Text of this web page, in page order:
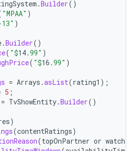
.Builder()
"MPAA" )
)
.Builder()
( "$14.99" )
( "$16 .99" )
= Arrays .asList(rating1 );
5 ;
= TvShowEntity.Builder()
)
(contentRatings)
(topOnPartner or